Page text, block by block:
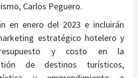
Carlos Peguero.
en enero del 2023 e incluirán
estratégico hotelero y
y costo en la
de destinos turísticos,